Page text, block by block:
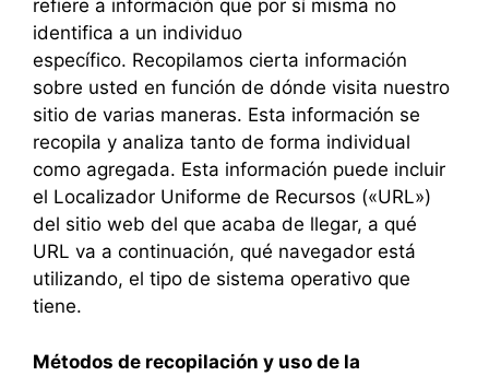
refiere a información que por sí misma no
identifica a un individuo
específico. Recopilamos cierta información
sobre usted en función de dónde visita nuestro
sitio de varias maneras. Esta información se
recopila y analiza tanto de forma individual
como agregada. Esta información puede incluir
el Localizador Uniforme de Recursos («URL»)
del sitio web del que acaba de llegar, a qué
URL va a continuación, qué navegador está
utilizando, el tipo de sistema operativo que
tiene.
Métodos de recopilación y uso de la